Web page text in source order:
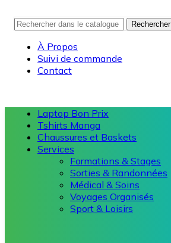
Rechercher
À Propos
Suivi de commande
Contact
Laptop Bon Prix
Tshirts Manga
Chaussures et Baskets
Services
Formations & Stages
Sorties & Randonnées
Médical & Soins
Voyages Organisés
Sport & Loisirs